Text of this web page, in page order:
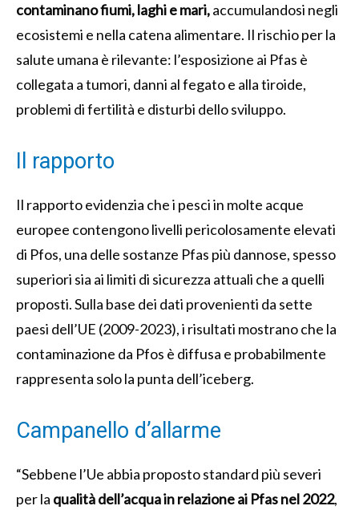
contaminano fiumi, laghi e mari,accumulandosi negli
ecosistemi e nella catena alimentare. Il rischio per la
salute umana è rilevante: l’esposizione ai Pfas è
collegata a tumori, danni al fegato e alla tiroide,
problemi di fertilità e disturbi dello sviluppo.
Il rapporto
Il rapporto evidenzia che i pesci in molte acque
europee contengono livelli pericolosamente elevati
di Pfos, una delle sostanze Pfas più dannose, spesso
superiori sia ai limiti di sicurezza attuali che a quelli
proposti. Sulla base dei dati provenienti da sette
paesi dell’UE (2009-2023), i risultati mostrano che la
contaminazione da Pfos è diffusa e probabilmente
rappresenta solo la punta dell’iceberg.
Campanello d’allarme
“Sebbene l’Ue abbia proposto standard più severi
per la qualità dell’acqua in relazione ai Pfas nel 2022,